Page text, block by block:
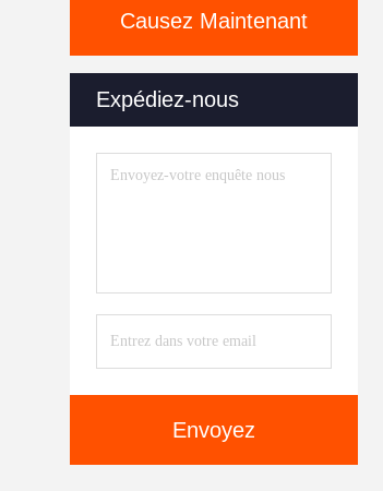
Causez Maintenant
Expédiez-nous
Envoyez